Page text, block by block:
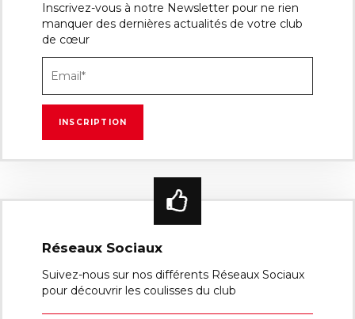
Inscrivez-vous à notre Newsletter pour ne rien
manquer des dernières actualités de votre club
de cœur
Réseaux Sociaux
Suivez-nous sur nos différents Réseaux Sociaux
pour découvrir les coulisses du club